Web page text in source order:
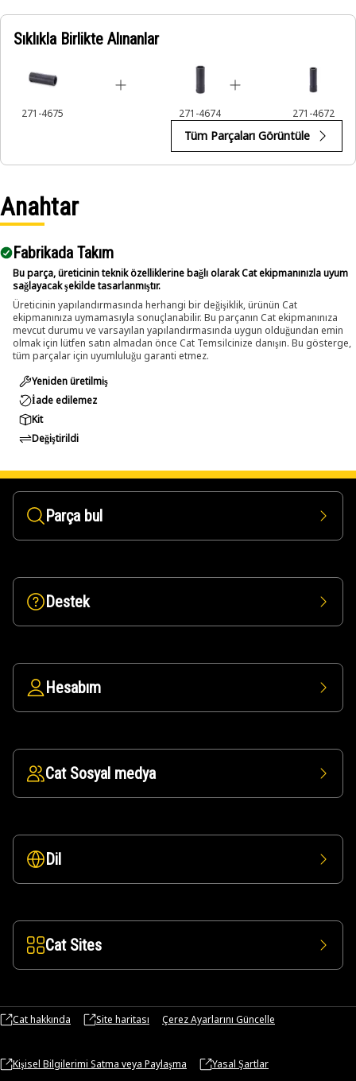
Applications:
An Impact Socket is utilized in the assembly areas of the
equipment, for servicing where high torque and accurate fit
Sıklıkla Birlikte Alınanlar
271-4675 271-4674 271-4672
Tüm Parçaları Görüntüle
Anahtar
Fabrikada Takım
Bu parça, üreticinin teknik özelliklerine bağlı olarak Cat ekipmanınızla uyum
sağlayacak şekilde tasarlanmıştır.
Üreticinin yapılandırmasında herhangi bir değişiklik, ürünün Cat
ekipmanınıza uymamasıyla sonuçlanabilir. Bu parçanın Cat ekipmanınıza
mevcut durumu ve varsayılan yapılandırmasında uygun olduğundan emin
olmak için lütfen satın almadan önce Cat Temsilcinize danışın. Bu gösterge,
tüm parçalar için uyumluluğu garanti etmez.
Yeniden üretilmiş
İade edilemez
Kit
Değiştirildi
Parça bul
Destek
Hesabım
Cat Sosyal medya
Dil
Cat Sites
Cat hakkında Site haritası Çerez Ayarlarını Güncelle
Kişisel Bilgilerimi Satma veya Paylaşma Yasal Şartlar